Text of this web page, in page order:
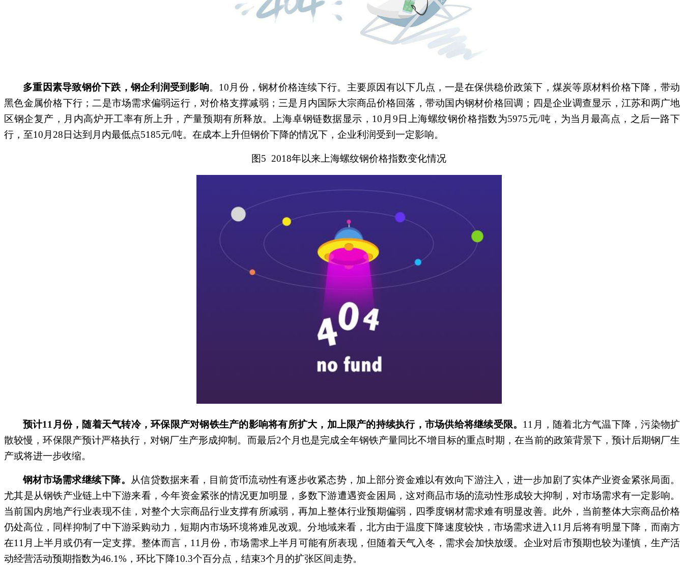
多重因素导致钢价下跌，钢企利润受到影响。10月份，钢材价格连续下行。主要原因有以下几点，一是在保供稳价政策下，煤炭等原材料价格下降，带动
黑色金属价格下行；二是市场需求偏弱运行，对价格支撑减弱；三是月内国际大宗商品价格回落，带动国内钢材价格回调；四是企业调查显示，江苏和两广地
区钢企复产，月内高炉开工率有所上升，产量预期有所释放。上海卓钢链数据显示，10月9日上海螺纹钢价格指数为5975元/吨，为当月最高点，之后一路下
行，至10月28日达到月内最低点5185元/吨。在成本上升但钢价下降的情况下，企业利润受到一定影响。
图5 2018年以来上海螺纹钢价格指数变化情况
预计11月份，随着天气转冷，环保限产对钢铁生产的影响将有所扩大，加上限产的持续执行，市场供给将继续受限。 11 月，随着北方气温下降，污染物扩
散较慢，环保限产预计严格执行，对钢厂生产形成抑制。而最后2个月也是完成全年钢铁产量同比不增目标的重点时期，在当前的政策背景下，预计后期钢厂生
产或将进一步收缩。
钢材市场需求继续下降。 从信贷数据来看，目前货币流动性有逐步收紧态势，加上部分资金难以有效向下游注入，进一步加剧了实体产业资金紧张局面。
尤其是从钢铁产业链上中下游来看，今年资金紧张的情况更加明显，多数下游遭遇资金困局，这对商品市场的流动性形成较大抑制，对市场需求有一定影响。
当前国内房地产行业表现不佳，对整个大宗商品行业支撑有所减弱，再加上整体行业预期偏弱，四季度钢材需求难有明显改善。此外，当前整体大宗商品价格
仍处高位，同样抑制了中下游采购动力，短期内市场环境将难见改观。分地域来看，北方由于温度下降速度较快，市场需求进入11月后将有明显下降，而南方
在11月上半月或仍有一定支撑。整体而言，11月份，市场需求上半月可能有所表现，但随着天气入冬，需求会加快放缓。企业对后市预期也较为谨慎，生产活
动经营活动预期指数为46.1%，环比下降10.3个百分点，结束3个月的扩张区间走势。